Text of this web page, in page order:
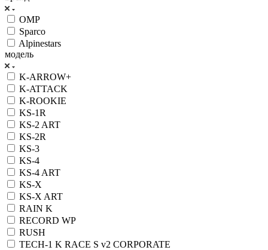
OMP
Sparco
Alpinestars
модель
K-ARROW+
K-ATTACK
K-ROOKIE
KS-1R
KS-2 ART
KS-2R
KS-3
KS-4
KS-4 ART
KS-X
KS-X ART
RAIN K
RECORD WP
RUSH
TECH-1 K RACE S v2 CORPORATE